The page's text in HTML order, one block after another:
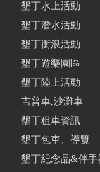
墾丁水上活動
墾丁潛水活動
墾丁衝浪活動
墾丁遊樂園區
墾丁陸上活動
吉普車,沙灘車
墾丁租車資訊
墾丁包車、導覽
墾丁紀念品&伴手